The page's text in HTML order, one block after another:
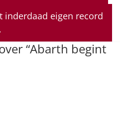
d
inderdaad eigen record
“Abarth begint